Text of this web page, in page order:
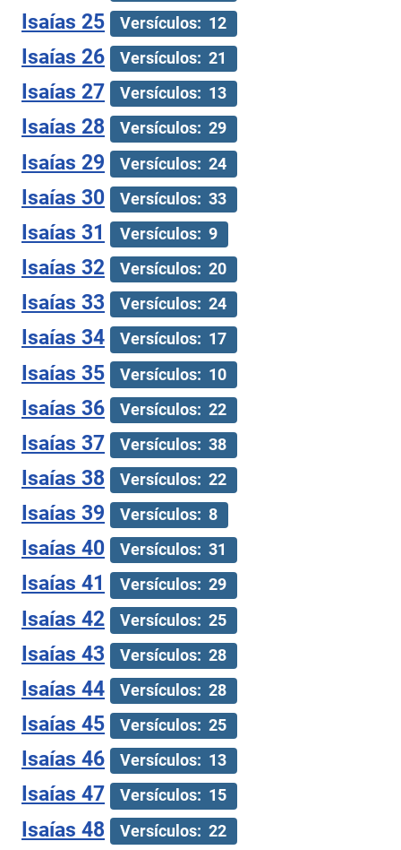
Isaías 25 Versículos: 12
Isaías 26 Versículos: 21
Isaías 27 Versículos: 13
Isaías 28 Versículos: 29
Isaías 29 Versículos: 24
Isaías 30 Versículos: 33
Isaías 31 Versículos: 9
Isaías 32 Versículos: 20
Isaías 33 Versículos: 24
Isaías 34 Versículos: 17
Isaías 35 Versículos: 10
Isaías 36 Versículos: 22
Isaías 37 Versículos: 38
Isaías 38 Versículos: 22
Isaías 39 Versículos: 8
Isaías 40 Versículos: 31
Isaías 41 Versículos: 29
Isaías 42 Versículos: 25
Isaías 43 Versículos: 28
Isaías 44 Versículos: 28
Isaías 45 Versículos: 25
Isaías 46 Versículos: 13
Isaías 47 Versículos: 15
Isaías 48 Versículos: 22